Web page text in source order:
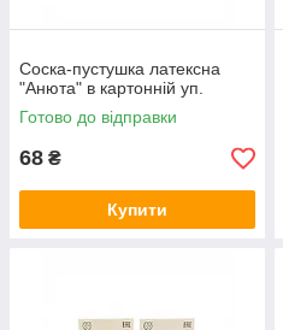
Соска-пустушка латексна
"Анюта" в картонній уп.
Готово до відправки
68 ₴
Купити